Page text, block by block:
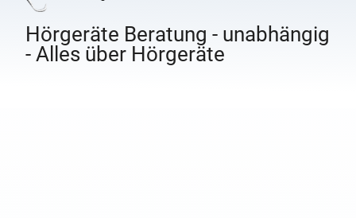
Hörgeräte Beratung - unabhängig
- Alles über Hörgeräte